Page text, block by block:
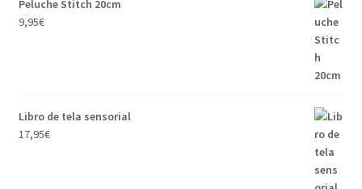
Peluche Stitch 20cm
9,95€
Libro de tela sensorial
17,95€